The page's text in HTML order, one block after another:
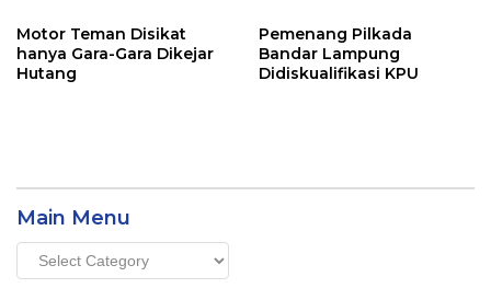
Motor Teman Disikat
hanya Gara-Gara Dikejar
Hutang
Pemenang Pilkada
Bandar Lampung
Didiskualifikasi KPU
Main Menu
Main
Menu